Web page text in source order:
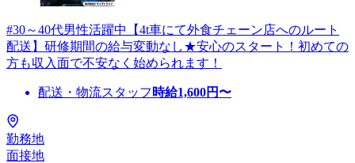
#30～40代男性活躍中【4t車にて外食チェーン店へのルート
配送】研修期間の給与変動なし★安心のスタート！初めての
方も収入面で不安なく始められます！
配送・物流スタッフ 時給1,600円〜
勤務地
面接地